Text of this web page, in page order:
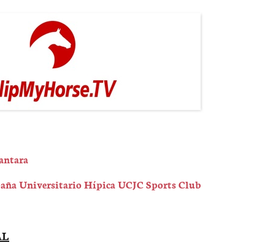
Universitario Hípica UCJC Sports Club